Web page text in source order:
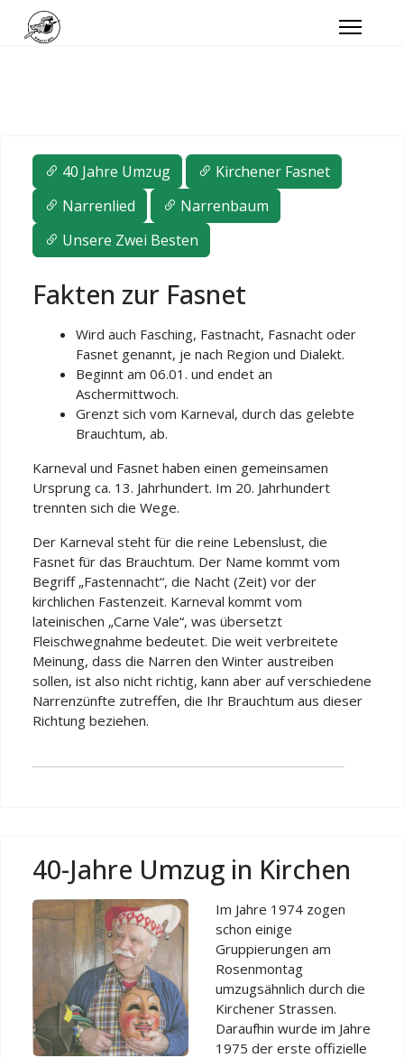
40 Jahre Umzug
Kirchener Fasnet
Narrenlied
Narrenbaum
Unsere Zwei Besten
Fakten zur Fasnet
Wird auch Fasching, Fastnacht, Fasnacht oder
Fasnet genannt, je nach Region und Dialekt.
Beginnt am 06.01. und endet an
Aschermittwoch.
Grenzt sich vom Karneval, durch das gelebte
Brauchtum, ab.
Karneval und Fasnet haben einen gemeinsamen
Ursprung ca. 13. Jahrhundert. Im 20. Jahrhundert
trennten sich die Wege.
Der Karneval steht für die reine Lebenslust, die
Fasnet für das Brauchtum. Der Name kommt vom
Begriff „Fastennacht“, die Nacht (Zeit) vor der
kirchlichen Fastenzeit. Karneval kommt vom
lateinischen „Carne Vale“, was übersetzt
Fleischwegnahme bedeutet. Die weit verbreitete
Meinung, dass die Narren den Winter austreiben
sollen, ist also nicht richtig, kann aber auf verschiedene
Narrenzünfte zutreffen, die Ihr Brauchtum aus dieser
Richtung beziehen.
40-Jahre Umzug in Kirchen
Im Jahre 1974 zogen
schon einige
Gruppierungen am
Rosenmontag
umzugsähnlich durch die
Kirchener Strassen.
Daraufhin wurde im Jahre
1975 der erste offizielle